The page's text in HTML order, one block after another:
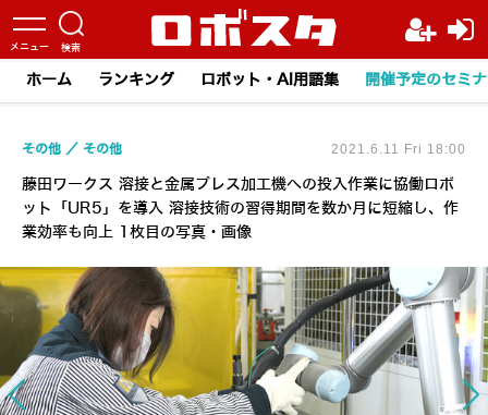
ホーム ランキング ロボット・AI用語集 開催予定のセミ
藤田ワークス 溶接と金属プレス加工機への投入作業に協働ロボ
ット「UR5」を導入 溶接技術の習得期間を数か月に短縮し、作
業効率も向上 1枚目の写真・画像
その他 その他 2021.6.11 Fri 18:00